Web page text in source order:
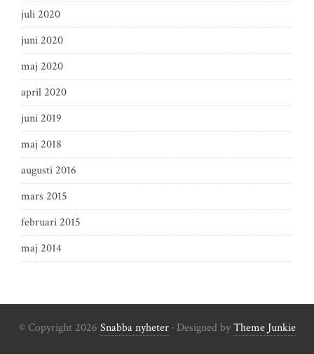
juli 2020
juni 2020
maj 2020
april 2020
juni 2019
maj 2018
augusti 2016
mars 2015
februari 2015
maj 2014
© Copyright 2026 Snabba nyheter· Designed byTheme Junkie